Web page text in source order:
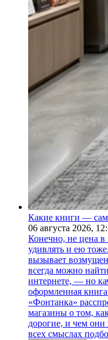
Какие книги —
06 августа 2026,
Конечно, не цена
удивлять и ею
вызывает
всегда можно
интернете, — но
оформленная
«Фонтанка»
магазины о том,
дорогие, и чем они
всех смыслах